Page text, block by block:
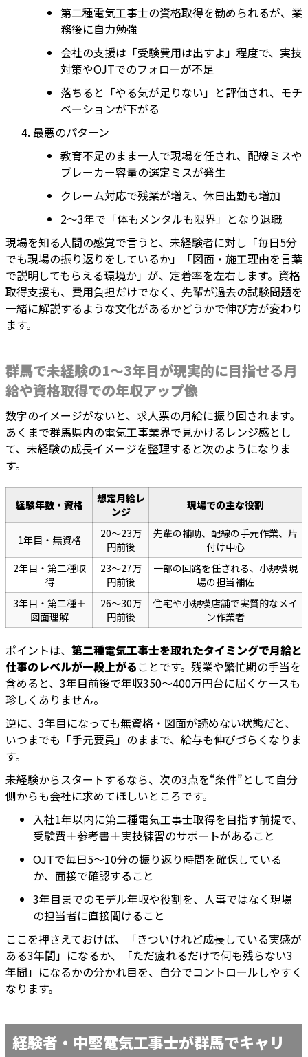
第二種電気工事士の資格取得を勧められるが、業
務後に自力勉強
会社の支援は「受験費用は出すよ」程度で、実技
対策やOJTでのフォローが不足
落ちると「やる気が足りない」と評価され、モチ
ベーションが下がる
最悪のパターン
教育不足のまま一人で現場を任され、配線ミスや
ブレーカー容量の選定ミスが発生
クレーム対応で残業が増え、休日出勤も増加
2〜3年で「体もメンタルも限界」となり退職
現場を知る人間の感覚で言うと、未経験者に対し「毎日5分
でも現場の振り返りをしているか」「図面・施工理由を言葉
で説明してもらえる環境か」が、定着率を左右します。資格
取得支援も、費用負担だけでなく、先輩が過去の試験問題を
一緒に解説するような文化があるかどうかで伸び方が変わり
ます。
群馬で未経験の1〜3年目が現実的に目指せる月
給や資格取得での年収アップ像
数字のイメージがないと、求人票の月給に振り回されます。
あくまで群馬県内の電気工事業界で見かけるレンジ感とし
て、未経験の成長イメージを整理すると次のようになりま
す。
経験年数・資格
想定月給レ
ンジ
現場での主な役割
1年目・無資格
20〜23万
円前後
先輩の補助、配線の手元作業、片
付け中心
2年目・第二種取
得
23〜27万
円前後
一部の回路を任される、小規模現
場の担当補佐
3年目・第二種＋
図面理解
26〜30万
円前後
住宅や小規模店舗で実質的なメイ
ン作業者
ポイントは、 第二種電気工事士を取れたタイミングで月給と
仕事のレベルが一段上がることです。残業や繁忙期の手当を
含めると、3年目前後で年収350〜400万円台に届くケースも
珍しくありません。
逆に、3年目になっても無資格・図面が読めない状態だと、
いつまでも「手元要員」のままで、給与も伸びづらくなりま
す。
未経験からスタートするなら、次の3点を“条件”として自分
側からも会社に求めてほしいところです。
入社1年以内に第二種電気工事士取得を目指す前提で、
受験費＋参考書＋実技練習のサポートがあること
OJTで毎日5〜10分の振り返り時間を確保している
か、面接で確認すること
3年目までのモデル年収や役割を、人事ではなく現場
の担当者に直接聞けること
ここを押さえておけば、「きついけれど成長している実感が
ある3年間」になるか、「ただ疲れるだけで何も残らない3
年間」になるかの分かれ目を、自分でコントロールしやすく
なります。
経験者・中堅電気工事士が群馬でキャリ